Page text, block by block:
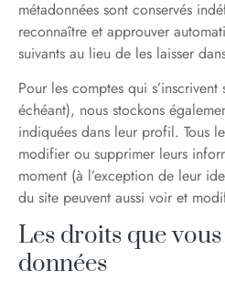
métadonnées sont conservés
reconnaître et approuver
suivants au lieu de les laisser
Pour les comptes qui
échéant), nous stockons
indiquées dans leur profil. Tous
modifier ou supprimer leurs
moment (à l’exception de leur
du site peuvent aussi voir et
Les droits que
données